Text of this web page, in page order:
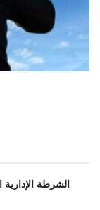
الشرطة الإدارية